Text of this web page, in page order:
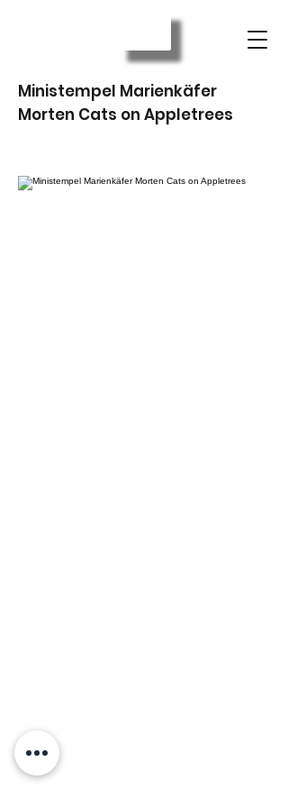
Ministempel Marienkäfer
Morten Cats on Appletrees